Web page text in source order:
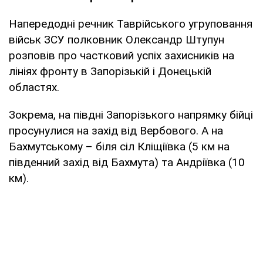
Напередодні речник Таврійського угруповання
військ ЗСУ полковник Олександр Штупун
розповів про частковий успіх захисників на
лініях фронту в Запорізькій і Донецькій
областях.
Зокрема, на півдні Запорізького напрямку бійці
просунулися на захід від Вербового. А на
Бахмутському – біля сіл Кліщіївка (5 км на
південний захід від Бахмута) та Андріївка (10
км).